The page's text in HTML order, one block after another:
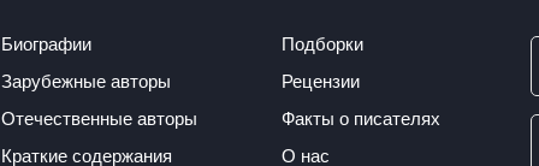
Биографии
Зарубежные авторы
Отечественные авторы
Краткие содержания
Подборки
Рецензии
Факты о писателях
О нас